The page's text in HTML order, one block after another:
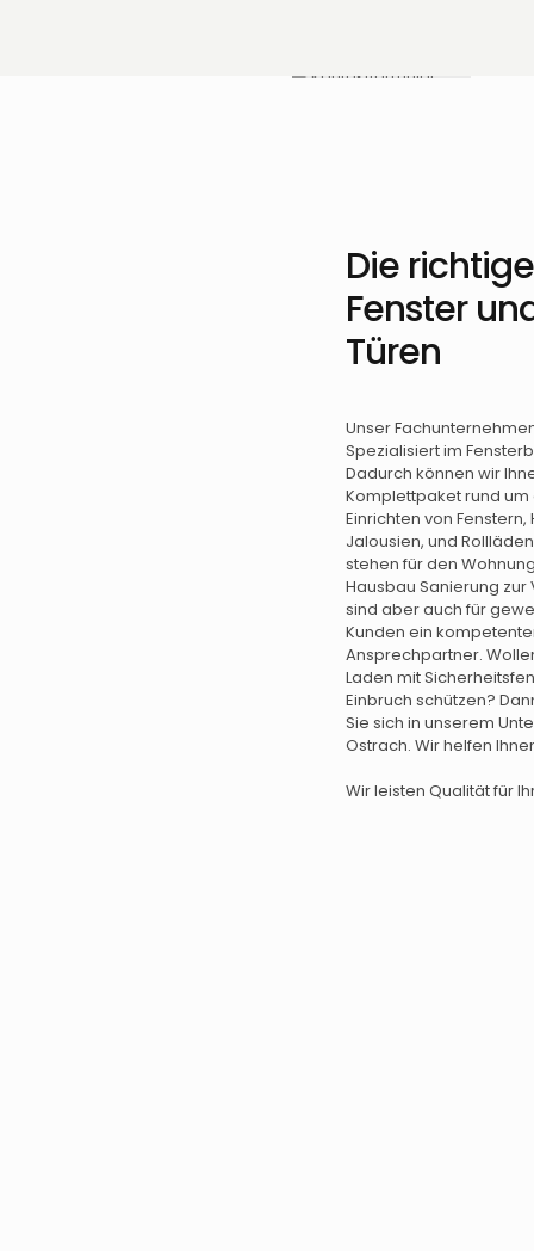
Die
Fenster
Türen
Unser
Spezialisiert im
Dadurch können wir
Komplettpaket rund um
Einrichten von Fenstern,
Jalousien, und
stehen für den
Hausbau Sanierung zur
sind aber auch für
Kunden ein
Ansprechpartner.
Laden mit
Einbruch schützen?
Sie sich in unserem
Ostrach. Wir helfen
Wir leisten Qualität für